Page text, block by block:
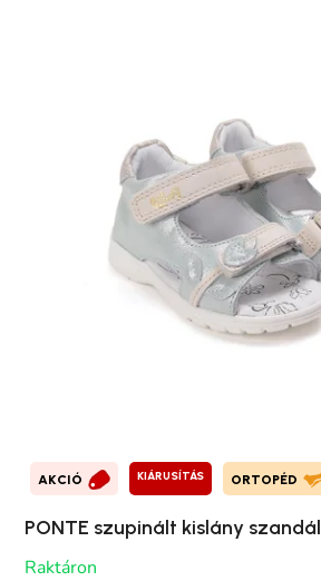
AKCIÓ KIÁRUSÍTÁS ORTOPÉD
PONTE szupinált kislány szandál
Raktáron